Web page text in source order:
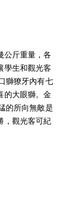
公斤重量，各
學生和觀光客
獅獠牙內有七
的大眼獅。金
的所向無敵是
，觀光客可紀